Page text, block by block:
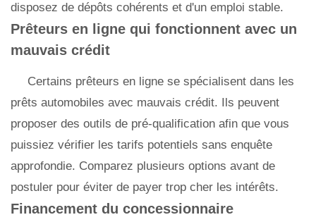
disposez de dépôts cohérents et d'un emploi stable.
Prêteurs en ligne qui fonctionnent avec un
mauvais crédit
Certains prêteurs en ligne se spécialisent dans les
prêts automobiles avec mauvais crédit. Ils peuvent
proposer des outils de pré-qualification afin que vous
puissiez vérifier les tarifs potentiels sans enquête
approfondie. Comparez plusieurs options avant de
postuler pour éviter de payer trop cher les intérêts.
Financement du concessionnaire